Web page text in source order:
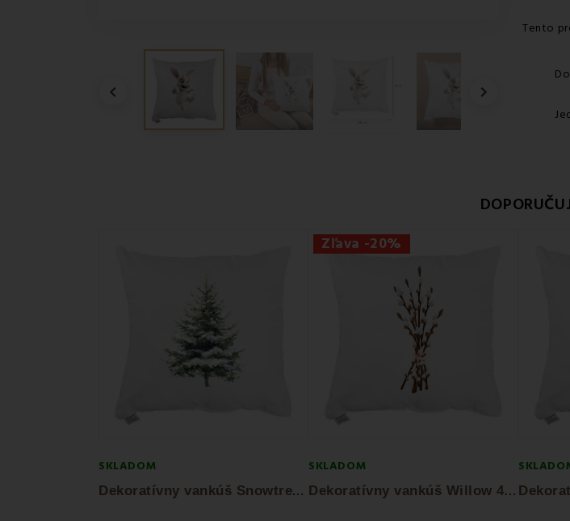
 
Tento
SKLADOM
D
ekoratívny vankúš Snowtree 40x40 cm EMI
Zľava -20%
SKLADOM
D
ekoratívny vankúš Willow 40x40 cm EMI